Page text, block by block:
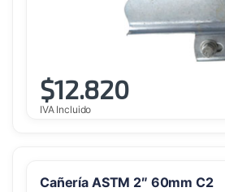
$12.820
IVA Incluido
Cañería ASTM 2″ 60mm C2